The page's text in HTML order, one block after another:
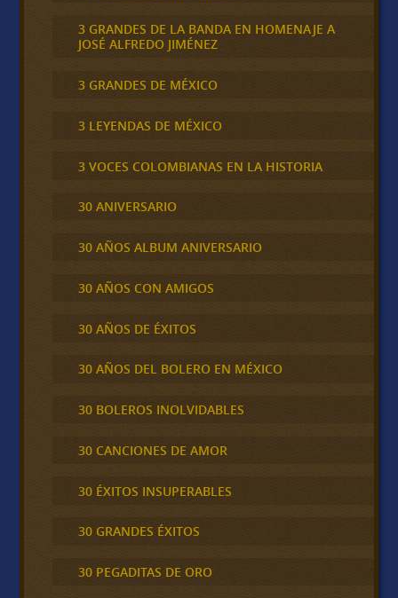
3 GRANDES DE LA BANDA EN HOMENAJE A
JOSÉ ALFREDO JIMÉNEZ
3 GRANDES DE MÉXICO
3 LEYENDAS DE MÉXICO
3 VOCES COLOMBIANAS EN LA HISTORIA
30 ANIVERSARIO
30 AÑOS ALBUM ANIVERSARIO
30 AÑOS CON AMIGOS
30 AÑOS DE ÉXITOS
30 AÑOS DEL BOLERO EN MÉXICO
30 BOLEROS INOLVIDABLES
30 CANCIONES DE AMOR
30 ÉXITOS INSUPERABLES
30 GRANDES ÉXITOS
30 PEGADITAS DE ORO